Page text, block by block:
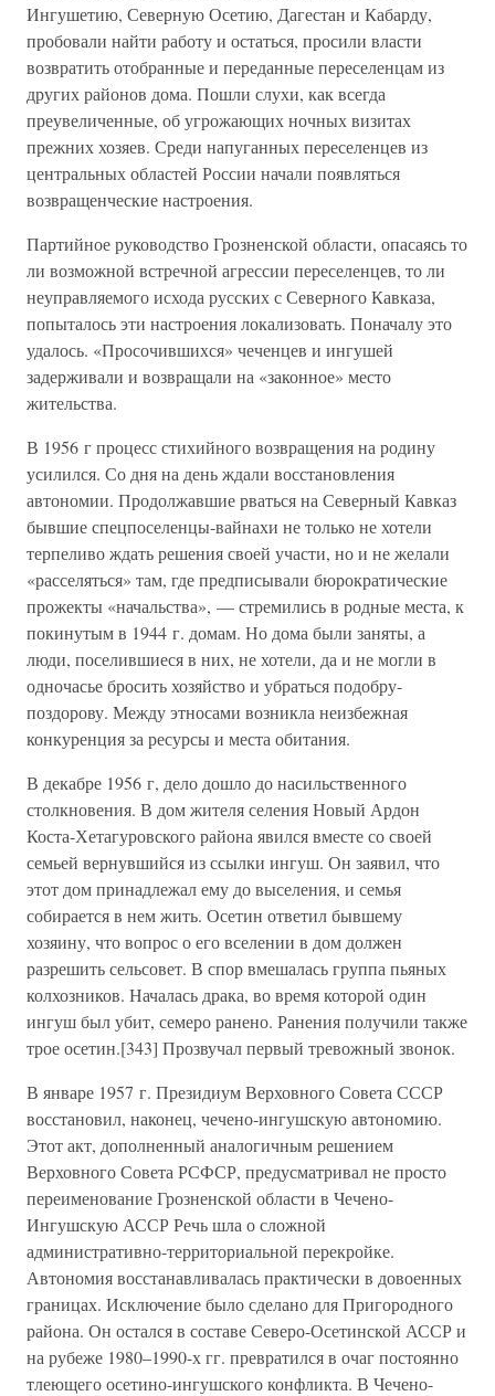
Ингушетию, Северную Осетию, Дагестан и Кабарду,
пробовали найти работу и остаться, просили власти
возвратить отобранные и переданные переселенцам из
других районов дома. Пошли слухи, как всегда
преувеличенные, об угрожающих ночных визитах
прежних хозяев. Среди напуганных переселенцев из
центральных областей России начали появляться
возвращенческие настроения.
Партийное руководство Грозненской области, опасаясь то
ли возможной встречной агрессии переселенцев, то ли
неуправляемого исхода русских с Северного Кавказа,
попыталось эти настроения локализовать. Поначалу это
удалось. «Просочившихся» чеченцев и ингушей
задерживали и возвращали на «законное» место
жительства.
В 1956 г процесс стихийного возвращения на родину
усилился. Со дня на день ждали восстановления
автономии. Продолжавшие рваться на Северный Кавказ
бывшие спецпоселенцы-вайнахи не только не хотели
терпеливо ждать решения своей участи, но и не желали
«расселяться» там, где предписывали бюрократические
прожекты «начальства», — стремились в родные места, к
покинутым в 1944 г. домам. Но дома были заняты, а
люди, поселившиеся в них, не хотели, да и не могли в
одночасье бросить хозяйство и убраться подобру-
поздорову. Между этносами возникла неизбежная
конкуренция за ресурсы и места обитания.
В декабре 1956 г, дело дошло до насильственного
столкновения. В дом жителя селения Новый Ардон
Коста-Хетагуровского района явился вместе со своей
семьей вернувшийся из ссылки ингуш. Он заявил, что
этот дом принадлежал ему до выселения, и семья
собирается в нем жить. Осетин ответил бывшему
хозяину, что вопрос о его вселении в дом должен
разрешить сельсовет. В спор вмешалась группа пьяных
колхозников. Началась драка, во время которой один
ингуш был убит, семеро ранено. Ранения получили также
трое осетин.[343] Прозвучал первый тревожный звонок.
В январе 1957 г. Президиум Верховного Совета СССР
восстановил, наконец, чечено-ингушскую автономию.
Этот акт, дополненный аналогичным решением
Верховного Совета РСФСР, предусматривал не просто
переименование Грозненской области в Чечено-
Ингушскую АССР Речь шла о сложной
административно-территориальной перекройке.
Автономия восстанавливалась практически в довоенных
границах. Исключение было сделано для Пригородного
района. Он остался в составе Северо-Осетинской АССР и
на рубеже 1980–1990-х гг. превратился в очаг постоянно
тлеющего осетино-ингушского конфликта. В Чечено-